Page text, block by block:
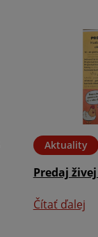
Aktuality
Predaj
Čítať ďalej